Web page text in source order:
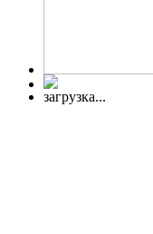
загрузка...